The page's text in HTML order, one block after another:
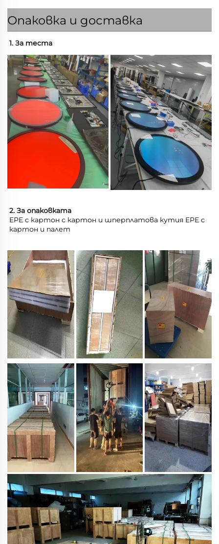
Опаковка и доставка
1. За теста
2. За опаковката
EPE с картон с картон и шперплатова кутия EPE с
картон и палет